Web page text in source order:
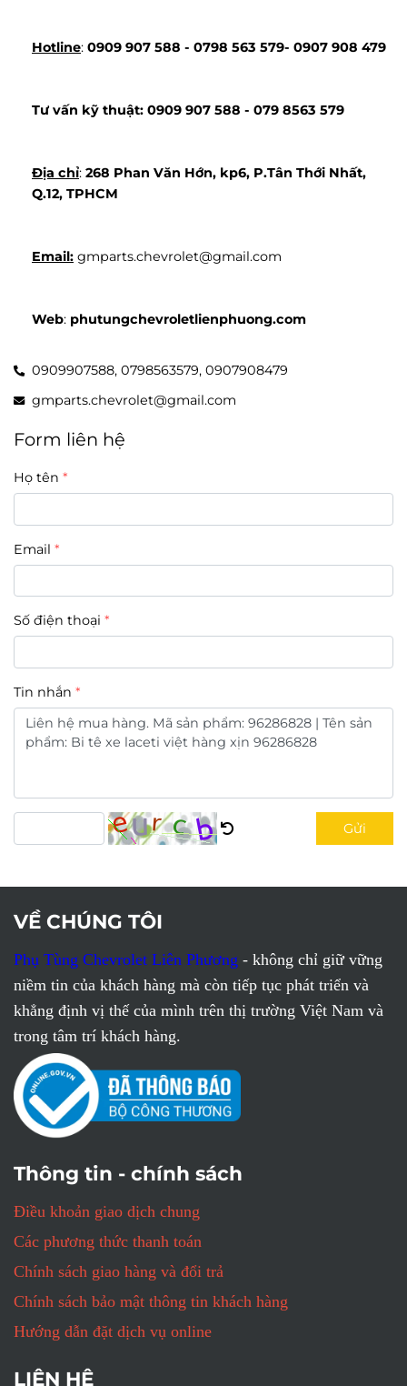
Hotline: 0909 907 588 - 0798 563 579- 0907 908 479
Tư vấn kỹ thuật: 0909 907 588 - 079 8563 579
Địa chỉ: 268 Phan Văn Hớn, kp6, P.Tân Thới Nhất,
Q.12, TPHCM
Email: gmparts.chevrolet@gmail.com
Web: phutungchevroletlienphuong.com
0909907588, 0798563579, 0907908479
gmparts.chevrolet@gmail.com
Form liên hệ
Họ tên
Email
Số điện thoại
Tin nhắn
Gửi
VỀ CHÚNG TÔI
Phụ Tùng Chevrolet Liên Phương - không chỉ giữ vững
niềm tin của khách hàng mà còn tiếp tục phát triển và
khẳng định vị thế của mình trên thị trường Việt Nam và
trong tâm trí khách hàng.
Thông tin - chính sách
Điều khoản giao dịch chung
Các phương thức thanh toán
Chính sách giao hàng và đổi trả
Chính sách bảo mật thông tin khách hàng
Hướng dẫn đặt dịch vụ online
LIÊN HỆ